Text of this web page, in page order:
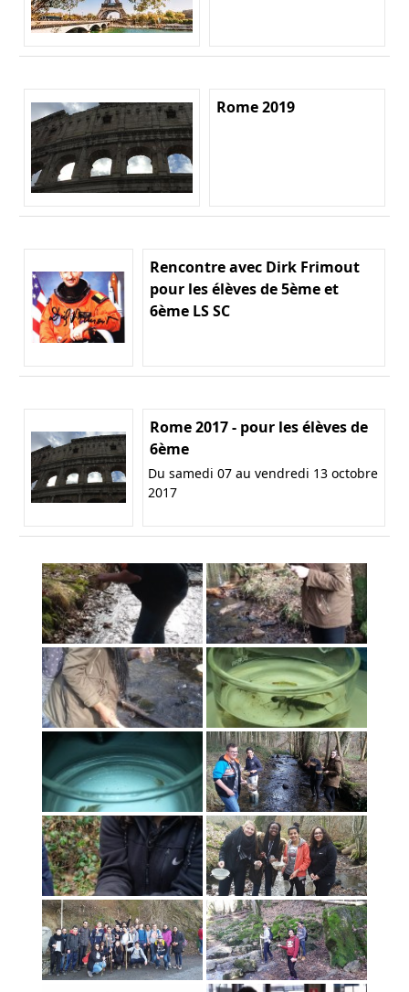
Rome 2019
Rencontre avec Dirk Frimout
pour les élèves de 5ème et
6ème LS SC
Rome 2017 - pour les élèves de
6ème
Du samedi 07 au vendredi 13 octobre
2017